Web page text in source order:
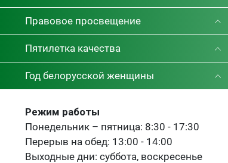
Правовое просвещение
Пятилетка качества
Год белорусской женщины
Режим работы
Понедельник – пятница: 8:30 - 17:30
Перерыв на обед: 13:00 - 14:00
Выходные дни: суббота, воскресенье